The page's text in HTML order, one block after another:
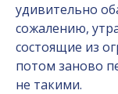
удивительно
сожалению,
состоящие из
потом заново
не такими.